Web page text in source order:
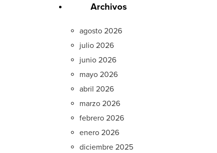
Archivos
agosto 2026
julio 2026
junio 2026
mayo 2026
abril 2026
marzo 2026
febrero 2026
enero 2026
diciembre 2025